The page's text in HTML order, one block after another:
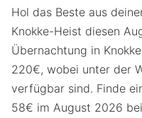
Hol das Beste aus
Knokke-Heist diesen
Übernachtung in
220€, wobei unter der
verfügbar sind. Finde
58€ im August 2026